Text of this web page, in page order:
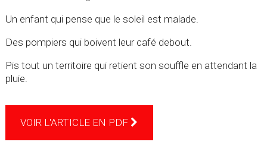
Un enfant qui pense que le soleil est malade.
Des pompiers qui boivent leur café debout.
Pis tout un territoire qui retient son souffle en attendant la
pluie.
VOIR L'ARTICLE EN PDF